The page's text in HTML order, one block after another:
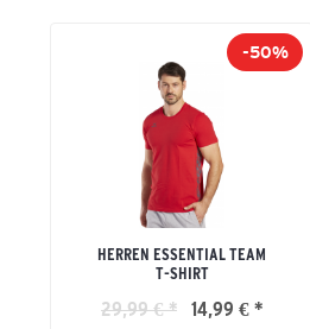
-50%
HERREN ESSENTIAL TEAM
T-SHIRT
29,99 € * 14,99 € *